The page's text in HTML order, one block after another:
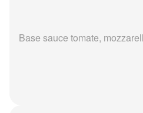
Base sauce tomate,